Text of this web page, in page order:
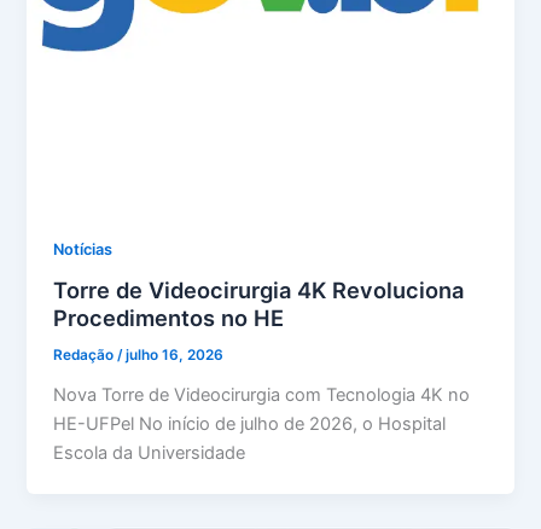
Notícias
Torre de Videocirurgia 4K Revoluciona
Procedimentos no HE
Redação/julho 16, 2026
Nova Torre de Videocirurgia com Tecnologia 4K no
HE-UFPel No início de julho de 2026, o Hospital
Escola da Universidade